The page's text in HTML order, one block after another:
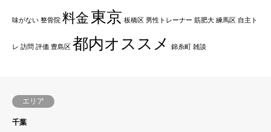
味がない 整骨院 料金 東京 板橋区 男性トレーナー 筋肥大 練馬区 自主ト
レ 訪問 評価 豊島区 都内オススメ 錦糸町 雑談
エリア
千葉